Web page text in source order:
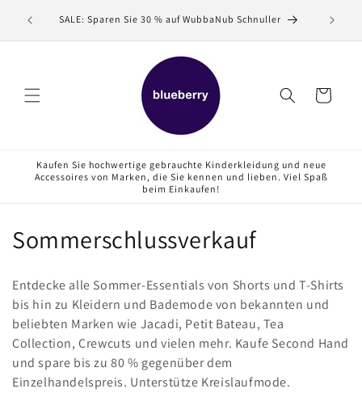
zum
SALE: Sparen Sie 30 % auf WubbaNub Schnuller
Warenkorb
Kaufen Sie hochwertige gebrauchte Kinderkleidung und neue
Accessoires von Marken, die Sie kennen und lieben. Viel Spaß
beim Einkaufen!
K
t
e
g
o
Sommerschlussverkauf
Entdecke alle Sommer-Essentials von Shorts und T-Shirts
bis hin zu Kleidern und Bademode von bekannten und
beliebten Marken wie Jacadi, Petit Bateau, Tea
Collection, Crewcuts und vielen mehr. Kaufe Second Hand
und spare bis zu 80 % gegenüber dem
Einzelhandelspreis. Unterstütze Kreislaufmode.